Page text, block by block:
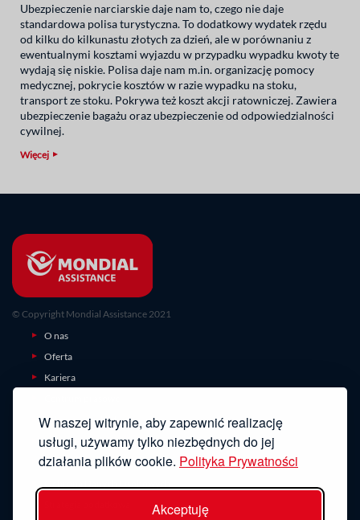
W naszej witrynie, aby zapewnić realizację
usługi, używamy tylko niezbędnych do jej
działania plików cookie. Polityka Prywatności
Akceptuję
Ubezpieczenie narciarskie daje nam to, czego nie daje
standardowa polisa turystyczna. To dodatkowy wydatek rzędu
od kilku do kilkunastu złotych za dzień, ale w porównaniu z
ewentualnymi kosztami wyjazdu w przypadku wypadku kwoty te
wydają się niskie. Polisa daje nam m.in. organizację pomocy
medycznej, pokrycie kosztów w razie wypadku na stoku,
transport ze stoku. Pokrywa też koszt akcji ratowniczej. Zawiera
ubezpieczenie bagażu oraz ubezpieczenie od odpowiedzialności
cywilnej.
Więcej
© Copyright Mondial Assistance 2021
O nas
Oferta
Kariera
Zgłoszenie szkody
Ubezpieczenia turystyczne
Kontakt